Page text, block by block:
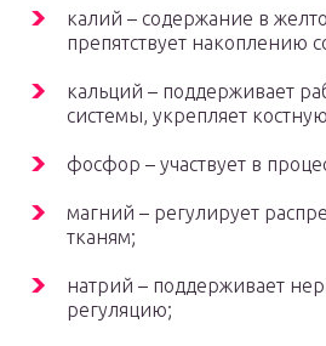
калий – содержание в
препятствует накоплению
кальций – поддерживает
системы, укрепляет
фосфор – участвует в
магний – регулирует
тканям;
натрий – поддерживает
регуляцию;